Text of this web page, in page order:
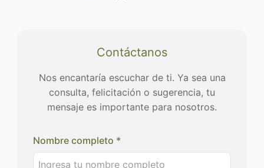
Contáctanos
Nos encantaría escuchar de ti. Ya sea una
consulta, felicitación o sugerencia, tu
mensaje es importante para nosotros.
Nombre completo *